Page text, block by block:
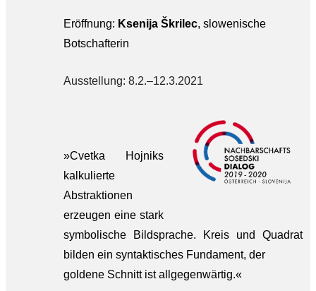
Eröffnung: Ksenija Škrilec, slowenische
Botschafterin
Ausstellung: 8.2.–12.3.2021
»Cvetka Hojniks
kalkulierte
Abstraktionen
erzeugen eine stark
symbolische Bildsprache. Kreis und Quadrat
bilden ein syntaktisches Fundament, der
goldene Schnitt ist allgegenwärtig.«